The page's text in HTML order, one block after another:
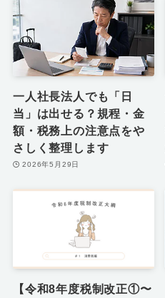
一人社長法人でも「日
当」は出せる？規程・金
額・税務上の注意点をや
さしく整理します
2026年5月29日
【令和8年度税制改正①〜